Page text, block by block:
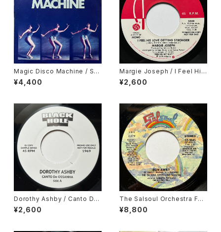
Magic Disco Machine / Scr
atchin'
¥4,400
Margie Joseph / I Feel His
Love Getting Stronger
¥2,600
Dorothy Ashby / Canto De
Ossanha, Cause I Need It
¥2,600
The Salsoul Orchestra Fea
turing Vocalist Loleatta Ho
lloway / Run Away
¥8,800